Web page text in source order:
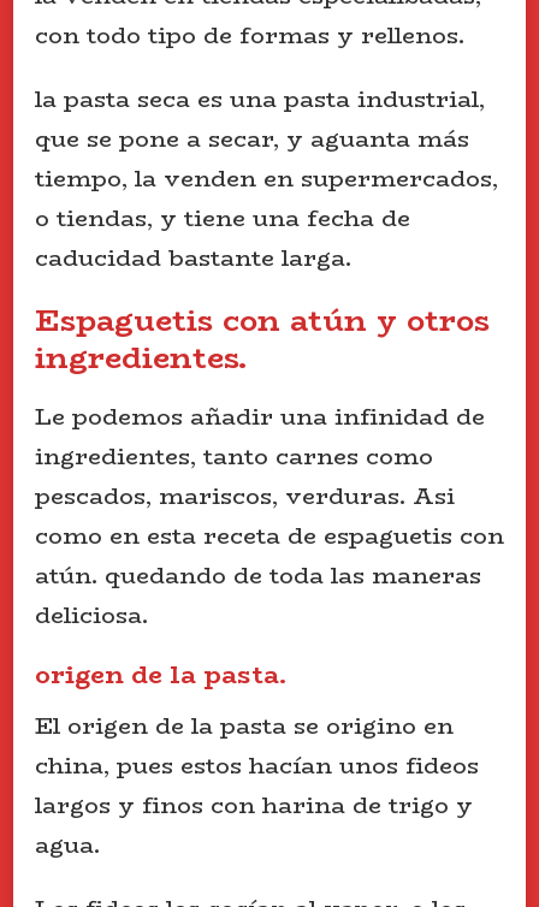
con todo tipo de formas y rellenos.
la pasta seca es una pasta industrial,
que se pone a secar, y aguanta más
tiempo, la venden en supermercados,
o tiendas, y tiene una fecha de
caducidad bastante larga.
Espaguetis con atún y otros
ingredientes.
Le podemos añadir una infinidad de
ingredientes, tanto carnes como
pescados, mariscos, verduras. Asi
como en esta receta de espaguetis con
atún. quedando de toda las maneras
deliciosa.
origen de la pasta.
El origen de la pasta se origino en
china, pues estos hacían unos fideos
largos y finos con harina de trigo y
agua.